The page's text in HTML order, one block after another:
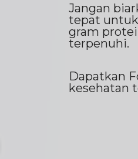
Jangan
tepat
gram
terpenuhi.
Dapatkan
kesehatan